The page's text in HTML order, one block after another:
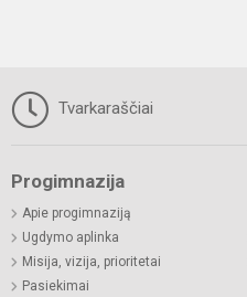
Tvarkaraščiai
Progimnazija
Apie progimnaziją
Ugdymo aplinka
Misija, vizija, prioritetai
Pasiekimai